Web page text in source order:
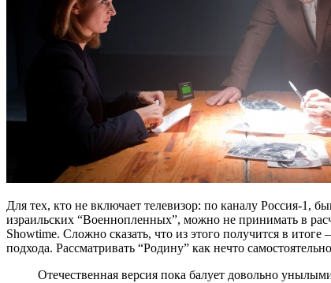
Для тех, кто не включает телевизор: по каналу Россия-1,
израильских “Военнопленных”, можно не принимать в
Showtime. Сложно сказать, что из этого получится в
подхода. Рассматривать “Родину” как нечто
Отечественная версия пока балует довольно